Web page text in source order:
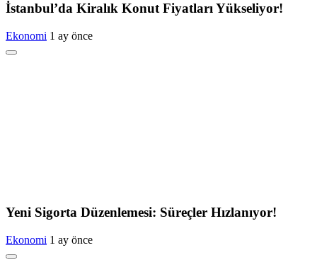
İstanbul’da Kiralık Konut Fiyatları Yükseliyor!
Ekonomi 1 ay önce
Yeni Sigorta Düzenlemesi: Süreçler Hızlanıyor!
Ekonomi 1 ay önce